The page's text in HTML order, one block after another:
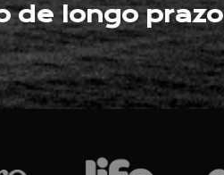
de longo prazo